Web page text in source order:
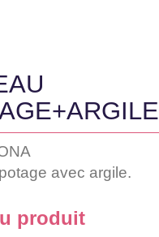
avec argile.
produit